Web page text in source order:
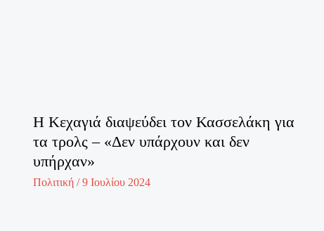
Η Κεχαγιά διαψεύδει τον Κασσελάκη για
τα τρολς – «Δεν υπάρχουν και δεν
υπήρχαν»
Πολιτική /9 Ιουλίου 2024